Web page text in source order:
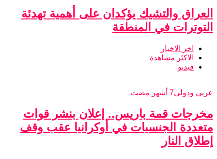
العراق والتشيك يؤكدان على أهمية تهدئة
التوترات في المنطقة
اخر الاخبار
الاكثر مشاهدة
فيديو
عربي ودولي7 أشهر مضت
مخرجات قمة باريس.. إعلان بنشر قوات
متعددة الجنسيات في أوكرانيا عقب وقف
إطلاق النار